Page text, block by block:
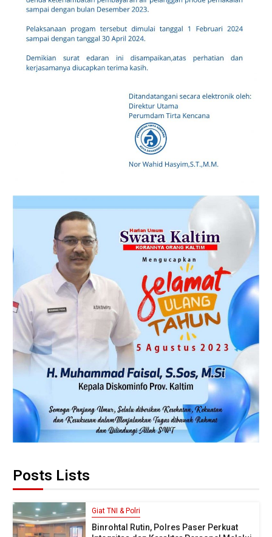
Posts Lists
Giat TNI & Polri
Binrohtal Rutin, Polres Paser Perkuat